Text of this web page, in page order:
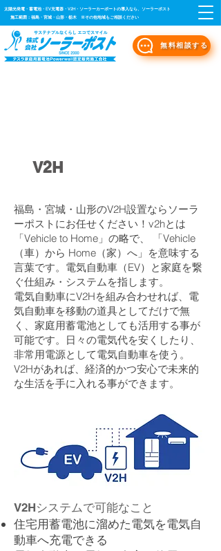
無料相談する
太陽光発電・蓄電池・EV充電器・V2H・ソーラーカーポートの導入なら、ソーラーポスト
施工範囲：福島・宮城・山形・栃木 ※その他地域もご相談ください
​V2H
福島・宮城・山形のV2H設置ならソーラ
ーポストにお任せください！v2hとは
「Vehicle to Home」の略で、 「Vehicle
（車）から Home（家）へ」を意味する
言葉です。電気自動車（EV）と家庭を繋
ぐ仕組み・システムを指します。
電気自動車にV2Hを組み合わせれば、電
気自動車を移動の道具としてだけで無
く、家庭用蓄電池としても活用する事が
可能です。日々の電気代を安くしたり、
非常用電源として電気自動車を使う。
V2Hがあれば、経済的かつ安心で未来的
な生活を手に入れる事ができます。
V2Hシステムで可能なこと
住宅用蓄電池に溜めた電気を電気自
動車へ充電できる